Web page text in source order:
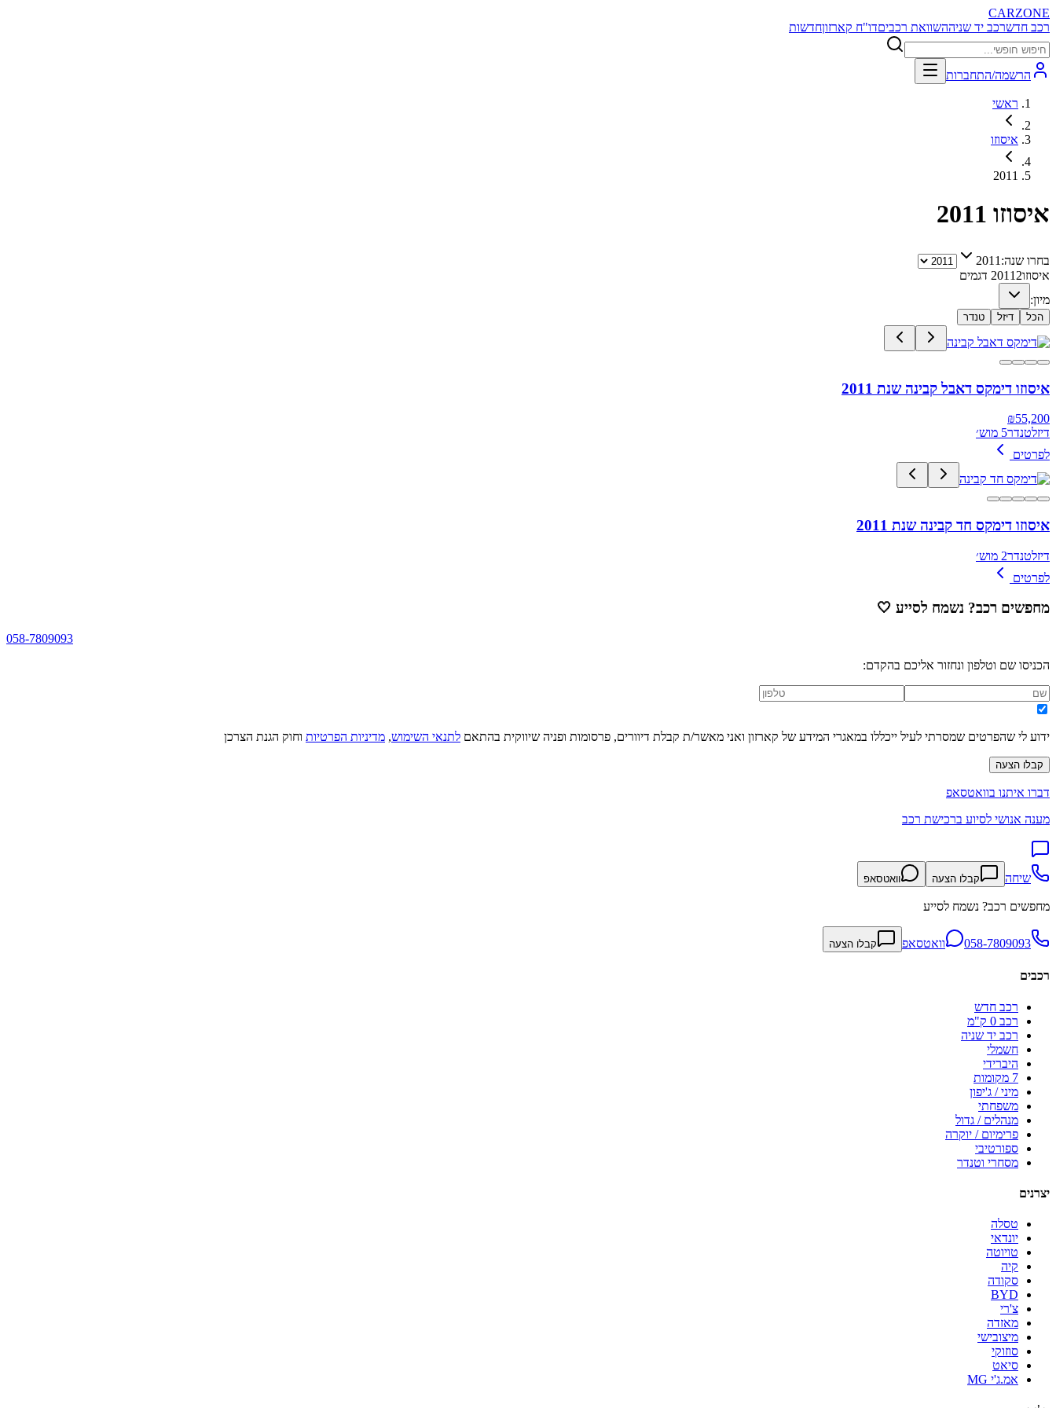
CARZONE
רכב חדשרכב יד שניההשוואת רכביםדו"ח קארזוןחדשות
הרשמה/התחברות
ראשי
איסוזו
2011
איסוזו 2011
בחרו שנה: 2011
איסוזו
2011 2
דגמים
מיון:
הכל דיזל טנדר
איסוזו דימקס דאבל קבינה שנת 2011
₪55,200
דיזלטנדר5 מוש׳
לפרטים
איסוזו דימקס חד קבינה שנת 2011
דיזלטנדר2 מוש׳
לפרטים
מחפשים רכב? נשמח לסייע 🤍
058-7809093
הכניסו שם וטלפון ונחזור אליכם בהקדם:
ידוע לי שהפרטים שמסרתי לעיל ייכללו במאגרי המידע של קארזון ואני מאשר/ת קבלת דיוורים, פרסומות ופניה שיווקית בהתאם לתנאי השימוש, מדיניות הפרטיות וחוק הגנת הצרכן
קבלו הצעה
דברו איתנו בוואטסאפ
מענה אנושי לסיוע ברכישת רכב
שיחה קבלו הצעה וואטסאפ
מחפשים רכב? נשמח לסייע
058-7809093 וואטסאפ קבלו הצעה
רכבים
רכב חדש
רכב 0 ק"מ
רכב יד שניה
חשמלי
היברידי
7 מקומות
מיני / ג'יפון
משפחתי
מנהלים / גדול
פרימיום / יוקרה
ספורטיבי
מסחרי וטנדר
יצרנים
טסלה
יונדאי
טויוטה
קיה
סקודה
BYD
צ'רי
מאזדה
מיצובישי
סוזוקי
סיאט
אמ.ג'י MG